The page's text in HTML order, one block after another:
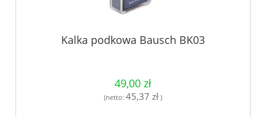
Kalka podkowa Bausch BK03
49,00 zł
(netto: 45,37 zł )